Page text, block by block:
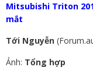
Mitsubishi Triton
mắt
Tới Nguyễn
Ảnh: Tổng hợp